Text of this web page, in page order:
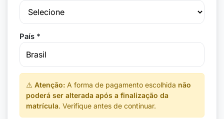
País *
⚠️ Atenção: A forma de pagamento escolhida não
poderá ser alterada após a finalização da
matrícula. Verifique antes de continuar.